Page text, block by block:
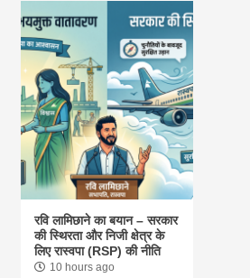
रवि लामिछाने का बयान – सरकार
की स्थिरता और निजी क्षेत्र के
लिए रास्वपा (RSP) की नीति
10 hours ago